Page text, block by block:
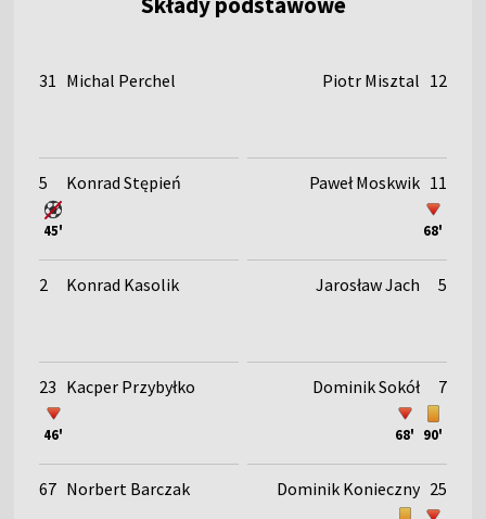
31 Michal Perchel
5 Konrad Stępień
45'
2 Konrad Kasolik
23 Kacper Przybyłko
46'
67 Norbert Barczak
Piotr Misztal 12
68'
Paweł Moskwik 11
Jarosław Jach 5
68' 90'
Dominik Sokół 7
Dominik Konieczny 25